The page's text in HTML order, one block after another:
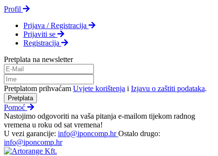
Profil
Prijava / Registracija
Prijaviti se
Registracija
Pretplata na newsletter
Pretplatom prihvaćam Uvjete korištenja i Izjavu o zaštiti podataka.
Pretplata
Pomoć
Nastojimo odgovoriti na vaša pitanja e-mailom tijekom radnog
vremena u roku od sat vremena!
U vezi garancije: info@iponcomp.hrOstalo drugo:
info@iponcomp.hr